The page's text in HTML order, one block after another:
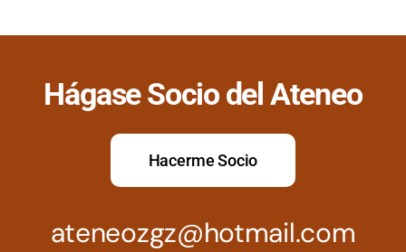
Hágase Socio del Ateneo
Hacerme Socio
ateneozgz@hotmail.com